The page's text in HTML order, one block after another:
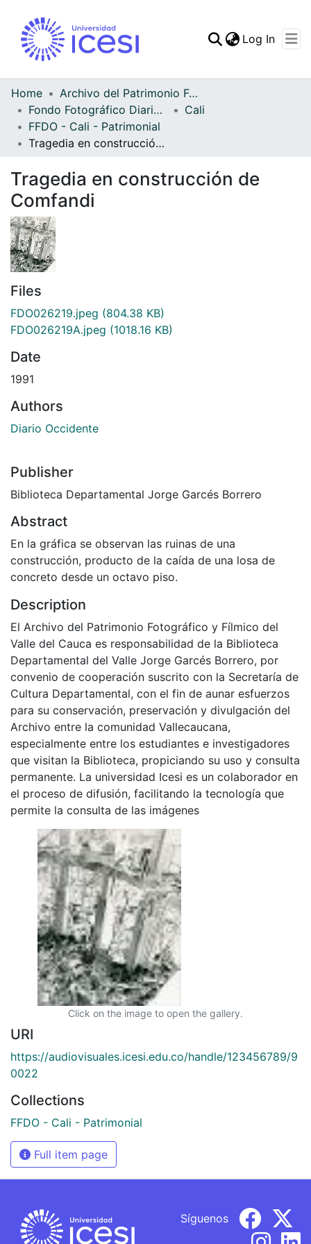
Statistics
Log In
Home
Archivo del Patrimonio Fotográfico y Fílmico del Valle del Cauca
Fondo Fotográfico Diario Occidente
Cali
FFDO - Cali - Patrimonial
Tragedia en construcción de Comfandi
Tragedia en construcción de
Comfandi
Files
FDO026219.jpeg (804.38 KB)
FDO026219A.jpeg (1018.16 KB)
Date
1991
Authors
Diario Occidente
Publisher
Biblioteca Departamental Jorge Garcés Borrero
Abstract
En la gráfica se observan las ruinas de una
construcción, producto de la caída de una losa de
concreto desde un octavo piso.
Description
El Archivo del Patrimonio Fotográfico y Fílmico del
Valle del Cauca es responsabilidad de la Biblioteca
Departamental del Valle Jorge Garcés Borrero, por
convenio de cooperación suscrito con la Secretaría de
Cultura Departamental, con el fin de aunar esfuerzos
para su conservación, preservación y divulgación del
Archivo entre la comunidad Vallecaucana,
especialmente entre los estudiantes e investigadores
que visitan la Biblioteca, propiciando su uso y consulta
permanente. La universidad Icesi es un colaborador en
el proceso de difusión, facilitando la tecnología que
permite la consulta de las imágenes
Click on the image to open the gallery.
URI
https://audiovisuales.icesi.edu.co/handle/123456789/9
0022
Collections
FFDO - Cali - Patrimonial
Full item page
Síguenos